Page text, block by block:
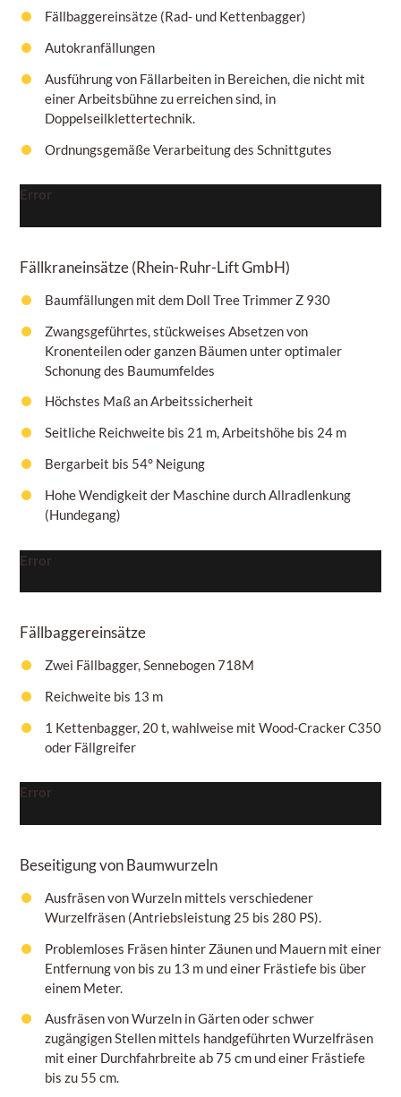
Fällbaggereinsätze (Rad- und Kettenbagger)
Autokranfällungen
Ausführung von Fällarbeiten in Bereichen, die nicht mit
einer Arbeitsbühne zu erreichen sind, in
Doppelseilklettertechnik.
Ordnungsgemäße Verarbeitung des Schnittgutes
Error
Fällkraneinsätze(Rhein-Ruhr-Lift GmbH)
Baumfällungen mit dem Doll Tree Trimmer Z 930
Zwangsgeführtes, stückweises Absetzen von
Kronenteilen oder ganzen Bäumen unter optimaler
Schonung des Baumumfeldes
Höchstes Maß an Arbeitssicherheit
Seitliche Reichweite bis 21 m, Arbeitshöhe bis 24 m
Bergarbeit bis 54° Neigung
Hohe Wendigkeit der Maschine durch Allradlenkung
(Hundegang)
Error
Fällbaggereinsätze
Zwei Fällbagger, Sennebogen 718M
Reichweite bis 13 m
1 Kettenbagger, 20 t, wahlweise mit Wood-Cracker C350
oder Fällgreifer
Error
Beseitigung von Baumwurzeln
Ausfräsen von Wurzeln mittels verschiedener
Wurzelfräsen (Antriebsleistung 25 bis 280 PS).
Problemloses Fräsen hinter Zäunen und Mauern mit einer
Entfernung von bis zu 13 m und einer Frästiefe bis über
einem Meter.
Ausfräsen von Wurzeln in Gärten oder schwer
zugängigen Stellen mittels handgeführten Wurzelfräsen
mit einer Durchfahrbreite ab 75 cmund einer Frästiefe
bis zu 55 cm.